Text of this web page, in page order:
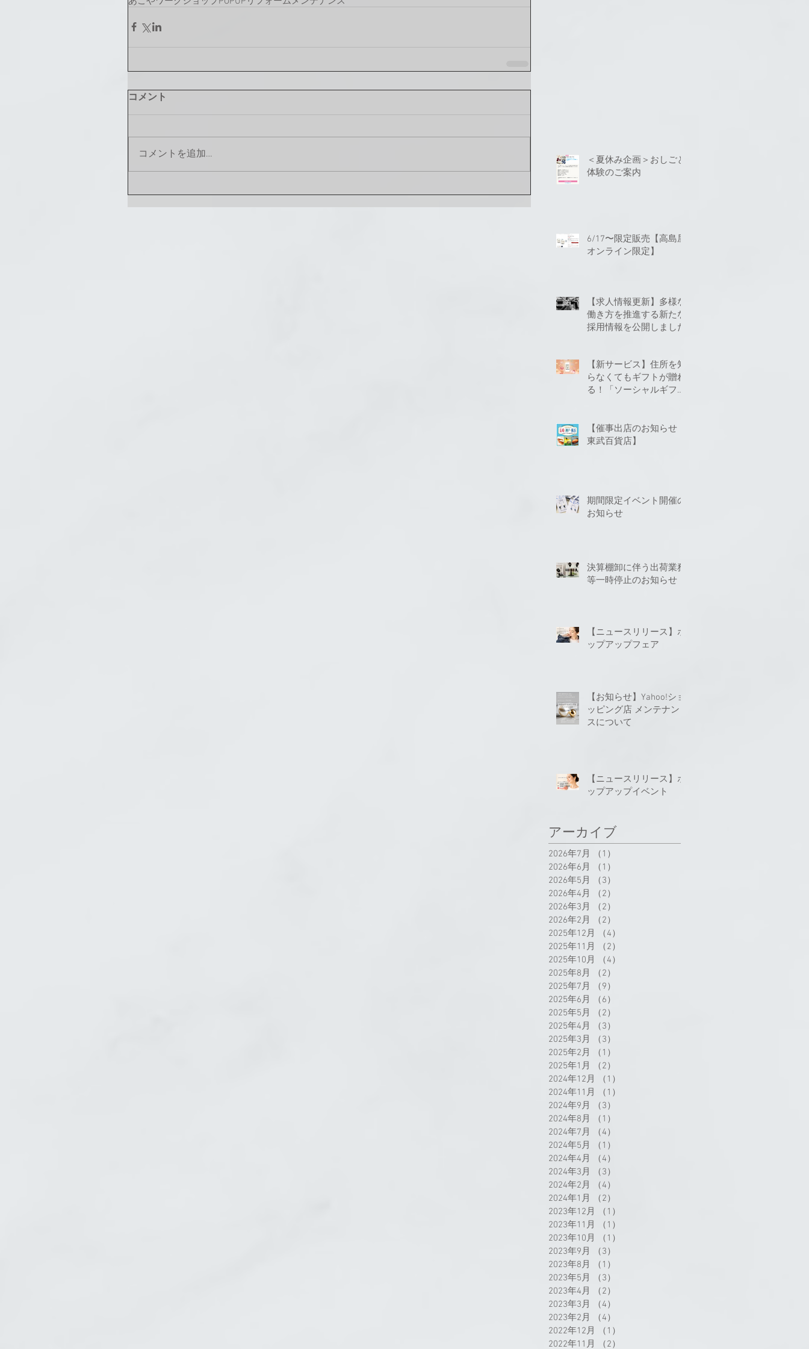
コメント
コメントを追加…
＜夏休み企画＞おしごと
体験のご案内
6/17〜限定販売【高島屋
オンライン限定】
【求人情報更新】多様な
働き方を推進する新たな
採用情報を公開しました
【新サービス】住所を知
らなくてもギフトが贈れ
る！「ソーシャルギフ
【催事出店のお知らせ
東武百貨店】
期間限定イベント開催の
お知らせ
決算棚卸に伴う出荷業務
等一時停止のお知らせ
【ニュースリリース】ポ
ップアップフェア
【お知らせ】Yahoo!ショ
ッピング店 メンテナン
スについて
【ニュースリリース】ポ
ップアップイベント
アーカイブ
2026年7月 （1）
2026年6月
（1）
2026年5月
（3）
2026年4月
（2）
2026年3月
（2）
2026年2月
（2）
2025年12月
（4）
2025年11月
（2）
2025年10月
（4）
2025年8月
（2）
2025年7月
（9）
2025年6月
（6）
2025年5月
（2）
2025年4月
（3）
2025年3月
（3）
2025年2月
（1）
2025年1月
（2）
2024年12月
（1）
2024年11月
（1）
2024年9月
（3）
2024年8月
（1）
2024年7月
（4）
2024年5月
（1）
2024年4月
（4）
2024年3月
（3）
2024年2月
（4）
2024年1月
（2）
2023年12月
（1）
2023年11月
（1）
2023年10月
（1）
2023年9月
（3）
2023年8月
（1）
2023年5月
（3）
2023年4月
（2）
2023年3月
（4）
2023年2月
（4）
2022年12月
（1）
2022年11月
（2）